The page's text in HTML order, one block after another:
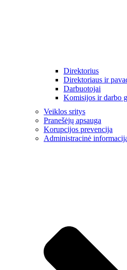
Direktorius
Direktoriaus ir
Darbuotojai
Komisijos ir darbo
Veiklos sritys
Pranešėjų apsauga
Korupcijos prevencija
Administracinė